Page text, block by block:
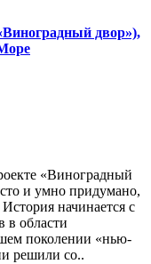
двор»),
«Виноградный
и умно придумано,
начинается с
в области
поколении «нью-
решили со..